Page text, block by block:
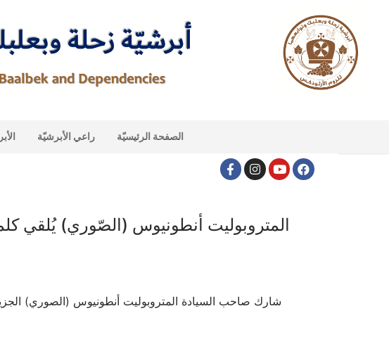
راعي الأبرشيّة الصفحة الرئيسيّة
المتروبوليت أنطونيوس (الصّوري) يُلقي
شارك صاحب السيادة المتروبوليت أنطونيوس (الصوري)